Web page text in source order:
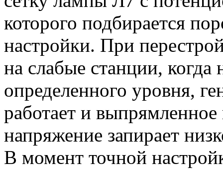
которого подбирается
настройки. При
на слабые станции,
определенного уровня,
работает и
напряжение запирает
В момент точной